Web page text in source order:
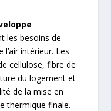
les besoins de
intérieur. Les
cellulose, fibre de
du logement et
de la mise en
thermique finale.